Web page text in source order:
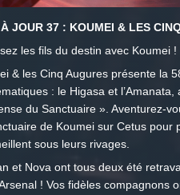
JOUR 37 : KOUMEI & LES
les fils du destin avec Koumei !
& les Cinq Augures présente la
: le Higasa et
du Sanctuaire ». Aventurez-
de Koumei sur Cetus
sous leurs rivages.
et Nova ont tous deux été
! Vos fidèles compagnons